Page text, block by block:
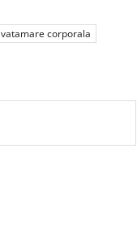
vatamare corporala